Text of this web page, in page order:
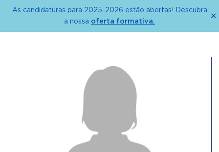
As candidaturas para 2025-2026 estão abertas! Descubra
a nossa oferta formativa.
✕